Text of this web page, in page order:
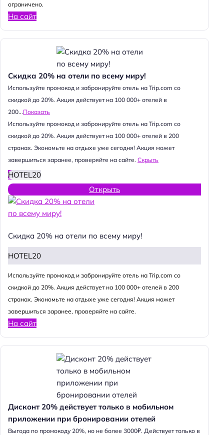
ограничено.
На сайт
Скидка 20% на отели по всему миру!
Используйте промокод и забронируйте отель на Trip.com со
скидкой до 20%. Акция действует на 100 000+ отелей в
200...Показать
Используйте промокод и забронируйте отель на Trip.com со
скидкой до 20%. Акция действует на 100 000+ отелей в 200
странах. Экономьте на отдыхе уже сегодня! Акция может
завершиться заранее, проверяйте на сайте. Скрыть
HOTEL20
Открыть
Скидка 20% на отели по всему миру!
HOTEL20
Используйте промокод и забронируйте отель на Trip.com со
скидкой до 20%. Акция действует на 100 000+ отелей в 200
странах. Экономьте на отдыхе уже сегодня! Акция может
завершиться заранее, проверяйте на сайте.
На сайт
Дисконт 20% действует только в мобильном
приложении при бронировании отелей
Выгода по промокоду 20%, но не более 3000₽. Действует только в